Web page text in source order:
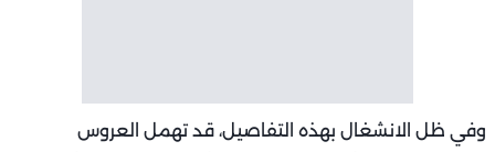
وفي ظل الانشغال بهذه التفاصيل، قد تهمل العروس